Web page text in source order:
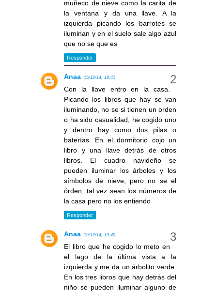
muñeco de nieve como la carita de
la ventana y da una llave. A la
izquierda picando los barrotes se
iluminan y en el suelo sale algo azul
que no se que es
Responder
Anaa 15/12/14, 19:41
Con la llave entro en la casa.
Picando los libros que hay se van
iluminando, no se si tienen un orden
o ha sido casualidad, he cogido uno
y dentro hay como dos pilas o
baterías. En el dormitorio cojo un
libro y una llave detrás de otros
libros. El cuadro navideño se
pueden iluminar los árboles y los
símbolos de nieve, pero no se el
órden; tal vez sean los números de
la casa pero no los entiendo
Responder
Anaa 15/12/14, 19:49
El libro que he cogido lo meto en
el lago de la última vista a la
izquierda y me da un árbolito verde.
En los tres libros que hay detrás del
niño se pueden iluminar alguno de